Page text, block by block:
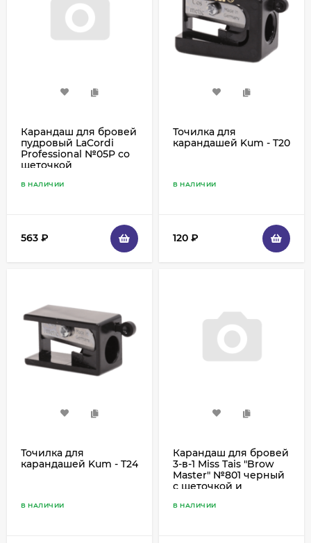
Карандаш для бровей
пудровый LaCordi
Professional №05P со
щеточкой
В НАЛИЧИИ
563 ₽
Точилка для
карандашей Kum - T20
В НАЛИЧИИ
120 ₽
Точилка для
карандашей Kum - T24
В НАЛИЧИИ
Карандаш для бровей
3-в-1 Miss Tais "Brow
Master" №801 черный
с щеточкой и
В НАЛИЧИИ